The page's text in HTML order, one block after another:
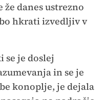
danes ustrezno
hkrati izvedljiv v
se je doslej
in se je
konoplje, je dejala